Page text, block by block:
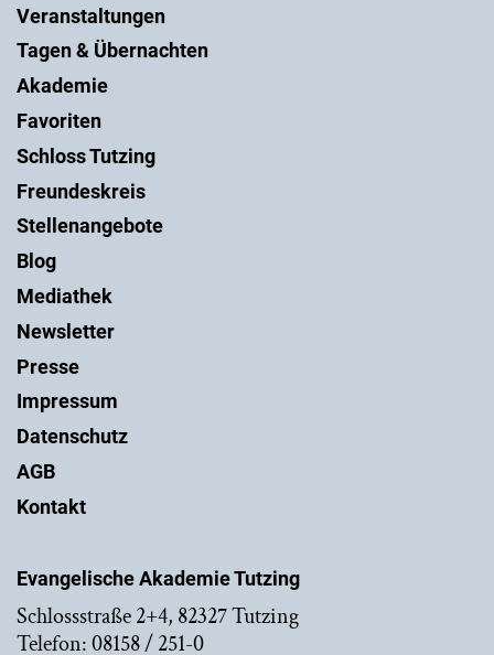
Evangelische Akademie Tutzing
Schlossstraße 2+4, 82327 Tutzing
Telefon: 08158 / 251-0
Veranstaltungen
Tagen & Übernachten
Akademie
Favoriten
Schloss Tutzing
Freundeskreis
Stellenangebote
Blog
Mediathek
Newsletter
Presse
Impressum
Datenschutz
AGB
Kontakt